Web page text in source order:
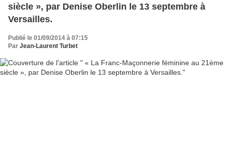
siècle », par Denise Oberlin le 13 septembre à
Versailles.
Publié le 01/09/2014 à 07:15
Par Jean-Laurent Turbet